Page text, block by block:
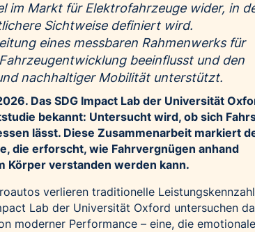
im Markt für Elektrofahrzeuge wider, in
Sichtweise definiert wird.
eines messbaren Rahmenwerks für
beeinflusst und den
nachhaltiger Mobilität unterstützt.
Das SDG Impact Lab der Universität
bekannt: Untersucht wird, ob sich
lässt. Diese Zusammenarbeit markiert
die erforscht, wie Fahrvergnügen anhand
Körper verstanden werden kann.
verlieren traditionelle
Lab der Universität Oxford untersuchen
moderner Performance – eine, die